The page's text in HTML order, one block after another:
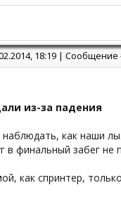
18:19 | Сообщение
из-за падения
как наши
в финальный забег не
как спринтер,